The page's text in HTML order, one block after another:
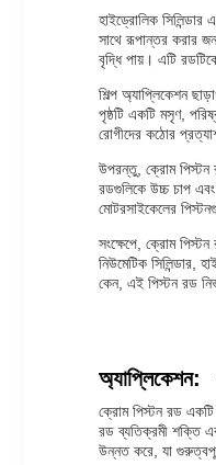
হাইড্রোলিক
সাথে রূপান্তর করার
বৃদ্ধি পায়। এটি
শিল্প অ্যাপ্লিকেশন
পৃষ্ঠটি একটি মসৃণ,
রোগীদের কঠোর
উপরন্তু, ক্রোম পিস্টন
রডগুলিকে উচ্চ চাপ
মোটরসাইকেলের
সংক্ষেপে, ক্রোম
নিউমেটিক সিলিন্ডার,
কেন, এই পিস্টন রড
অ্যাপ্লিকেশন:
ক্রোম পিস্টন রড একটি
রড ব্যতিক্রমী শক্তি
উন্নত করে, যা